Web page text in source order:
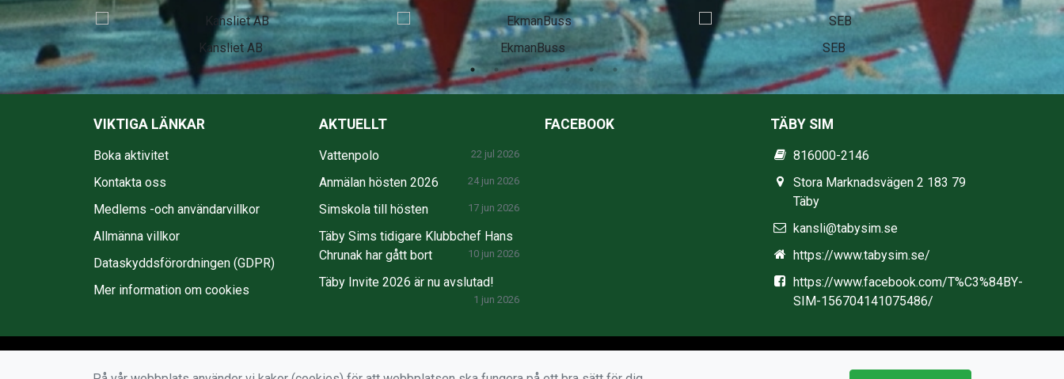
EkmanBuss SEB Stadium
VIKTIGA LÄNKAR
Boka aktivitet
Kontakta oss
Medlems -och användarvillkor
Allmänna villkor
Dataskyddsförordningen (GDPR)
Mer information om cookies
AKTUELLT
Vattenpolo 22 jul 2026
Anmälan hösten 2026 24 jun 2026
Simskola till hösten 17 jun 2026
Täby Sims tidigare Klubbchef Hans
Chrunak har gått bort
10 jun 2026
Täby Invite 2026 är nu avslutad!
1 jun 2026
FACEBOOK TÄBY SIM
816000-2146
Stora Marknadsvägen 2 183 79
Täby
kansli@tabysim.se
https://www.tabysim.se/
https://www.facebook.com/T%C3%84BY-
SIM-156704141075486/